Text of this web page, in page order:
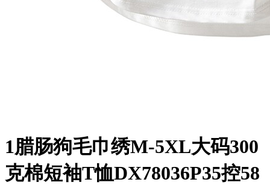
1腊肠狗毛巾绣M-5XL大码300
克棉短袖T恤DX78036P35控58